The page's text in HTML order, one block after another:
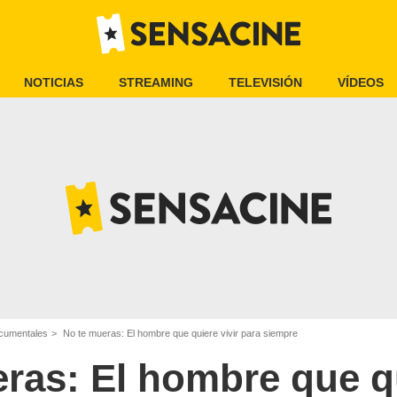
NOTICIAS STREAMING TELEVISIÓN VÍDEOS
No te mueras: El hombre que quiere vivir para siempre
El hombre que